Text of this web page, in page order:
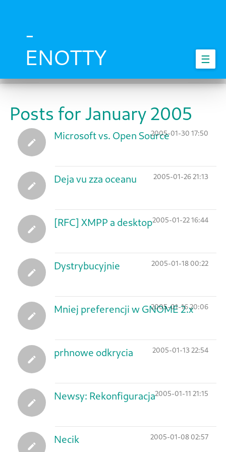
-
ENOTTY
☰
Posts for January 2005
2005-01-30 17:50
Microsoft vs. Open Source
2005-01-26 21:13
Deja vu zza oceanu
2005-01-22 16:44
[RFC] XMPP a desktop
2005-01-18 00:22
Dystrybucyjnie
2005-01-16 20:06
Mniej preferencji w GNOME 2.x
2005-01-13 22:54
prhnowe odkrycia
2005-01-11 21:15
Newsy: Rekonfiguracja
2005-01-08 02:57
Necik